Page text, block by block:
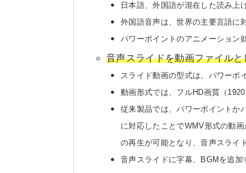
日本語、外国語が混在した読み上
外国語音声は、世界の主要言語に
パワーポイントのアニメーション
音声スライドを動画ファイル
スライド動画の型式は、パワーポ
動画形式では、フルHD画質（
従来製品では、パワーポイントか
に対応したことでWMV形式の動
の再生が可能となり、音声スライ
音声スライドに字幕、BGMを追加